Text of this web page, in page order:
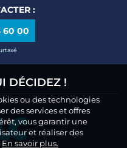
:
60 00
DÉCIDEZ !
ou des technologies
des services et offres
vous garantir une
et réaliser des
En savoir plus.